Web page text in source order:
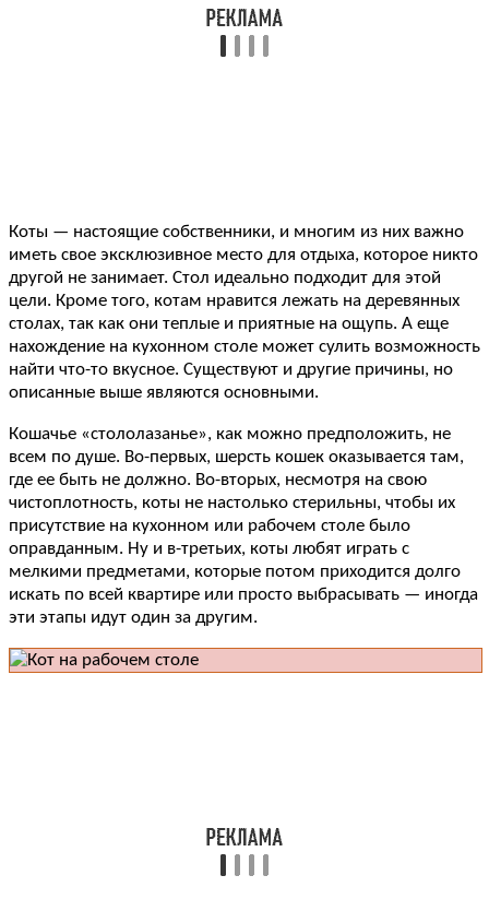
Коты — настоящие собственники, и многим из них важно
иметь свое эксклюзивное место для отдыха, которое никто
другой не занимает. Стол идеально подходит для этой
цели. Кроме того, котам нравится лежать на деревянных
столах, так как они теплые и приятные на ощупь. А еще
нахождение на кухонном столе может сулить возможность
найти что-то вкусное. Существуют и другие причины, но
описанные выше являются основными.
Кошачье «стололазанье», как можно предположить, не
всем по душе. Во-первых, шерсть кошек оказывается там,
где ее быть не должно. Во-вторых, несмотря на свою
чистоплотность, коты не настолько стерильны, чтобы их
присутствие на кухонном или рабочем столе было
оправданным. Ну и в-третьих, коты любят играть с
мелкими предметами, которые потом приходится долго
искать по всей квартире или просто выбрасывать — иногда
эти этапы идут один за другим.